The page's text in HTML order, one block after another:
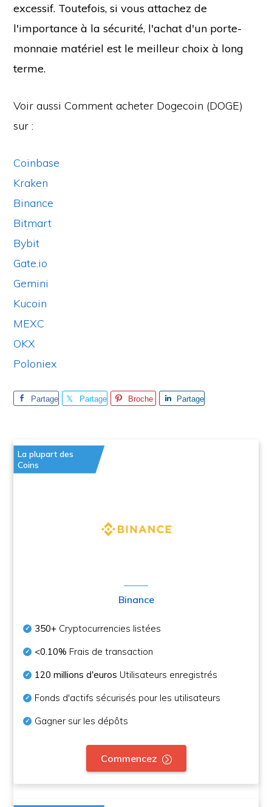
excessif. Toutefois, si vous attachez de
l'importance à la sécurité, l'achat d'un porte-
monnaie matériel est le meilleur choix à long
terme.
Voir aussi Comment acheter Dogecoin (DOGE)
sur :
Coinbase
Kraken
Binance
Bitmart
Bybit
Gate.io
Gemini
Kucoin
MEXC
OKX
Poloniex
Partage
Partage
Broche
Partage
La plupart des
Coins
Binance
350+ Cryptocurrencies listées
<0.10% Frais de transaction
120 millions d'euros Utilisateurs enregistrés
Fonds d'actifs sécurisés pour les utilisateurs
Gagner sur les dépôts
Commencez